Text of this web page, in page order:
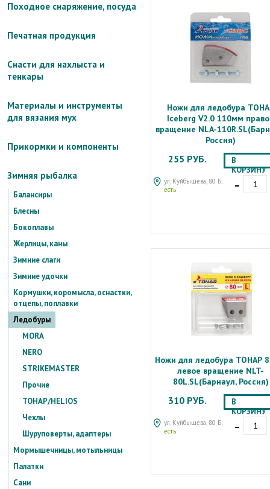
Походное снаряжение, посуда
Печатная продукция
Снасти для нахлыста и
тенкары
Материалы и инструменты
для вязания мух
Прикормки и компоненты
Зимняя рыбалка
Балансиры
Блесны
Бокоплавы
Жерлицы, каны
Зимние слаги
Зимние удочки
Кормушки, коромысла, оснастки,
отцепы, поплавки
Ледобуры
MORA
NERO
STRIKEMASTER
Прочие
ТОНАР/HELIOS
Чехлы
Шуруповерты, адаптеры
Мормышечницы, мотыльницы
Палатки
Сани
Ножи для ледобура
Iceberg V2.0 110мм
вращение NLA-
Россия)
255 РУБ.
ул. Куйбышева, 80 Б:
есть
В
КОРЗИНУ
-
Ножи для ледобура ТОНАР
левое вращение NLT-
80L.SL(Барнаул, Россия)
310 РУБ.
ул. Куйбышева, 80 Б:
есть
В
КОРЗИНУ
-